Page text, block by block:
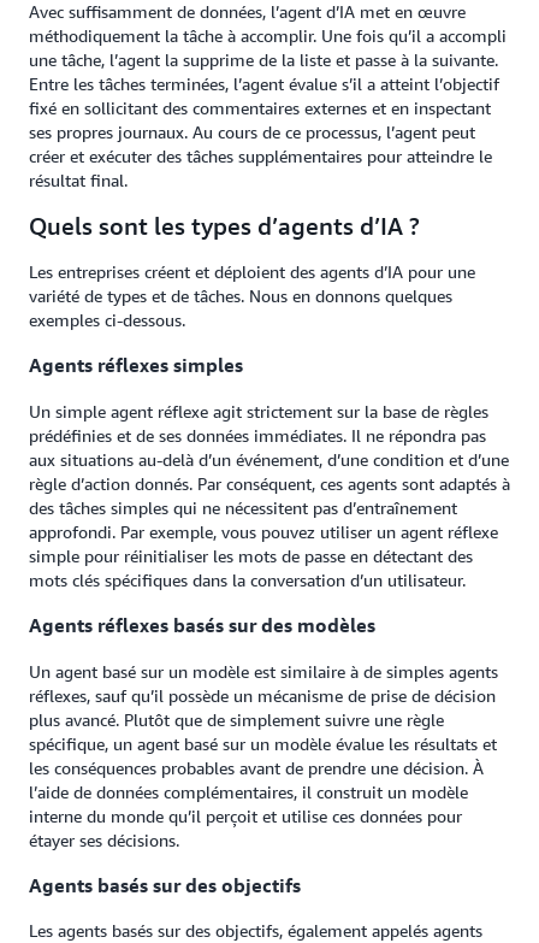
Avec suffisamment de données, l’agent d’IA met en œuvre
méthodiquement la tâche à accomplir. Une fois qu’il a accompli
une tâche, l’agent la supprime de la liste et passe à la suivante.
Entre les tâches terminées, l’agent évalue s’il a atteint l’objectif
fixé en sollicitant des commentaires externes et en inspectant
ses propres journaux. Au cours de ce processus, l’agent peut
créer et exécuter des tâches supplémentaires pour atteindre le
résultat final.
Quels sont les types d’agents d’IA ?
Les entreprises créent et déploient des agents d’IA pour une
variété de types et de tâches. Nous en donnons quelques
exemples ci-dessous.
Agents réflexes simples
Un simple agent réflexe agit strictement sur la base de règles
prédéfinies et de ses données immédiates. Il ne répondra pas
aux situations au-delà d’un événement, d’une condition et d’une
règle d’action donnés. Par conséquent, ces agents sont adaptés à
des tâches simples qui ne nécessitent pas d’entraînement
approfondi. Par exemple, vous pouvez utiliser un agent réflexe
simple pour réinitialiser les mots de passe en détectant des
mots clés spécifiques dans la conversation d’un utilisateur.
Agents réflexes basés sur des modèles
Un agent basé sur un modèle est similaire à de simples agents
réflexes, sauf qu’il possède un mécanisme de prise de décision
plus avancé. Plutôt que de simplement suivre une règle
spécifique, un agent basé sur un modèle évalue les résultats et
les conséquences probables avant de prendre une décision. À
l’aide de données complémentaires, il construit un modèle
interne du monde qu’il perçoit et utilise ces données pour
étayer ses décisions.
Agents basés sur des objectifs
Les agents basés sur des objectifs, également appelés agents